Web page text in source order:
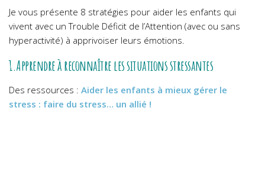
Je vous présente 8 stratégies pour aider les enfants qui
vivent avec un Trouble Déficit de l’Attention (avec ou sans
hyperactivité) à apprivoiser leurs émotions.
1.Apprendre à reconnaître les situations stressantes
Des ressources : Aider les enfants à mieux gérer le
stress : faire du stress… un allié !